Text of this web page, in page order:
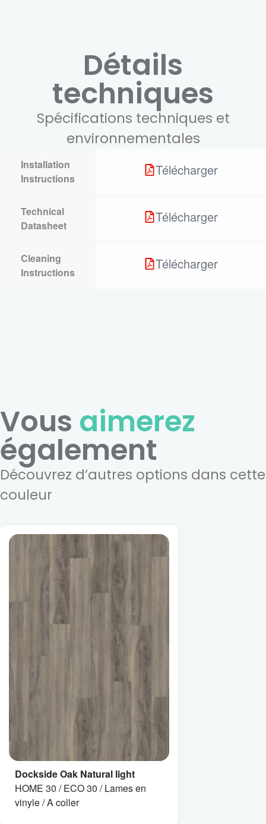
Détails
techniques
Spécifications techniques et
environnementales
Installation
Instructions
Télécharger
Technical
Datasheet
Télécharger
Cleaning
Instructions
Télécharger
Vous aimerez
également
Découvrez d’autres options dans cette
couleur
Dockside Oak Natural light
HOME 30 / ECO 30 / Lames en
vinyle / A coller